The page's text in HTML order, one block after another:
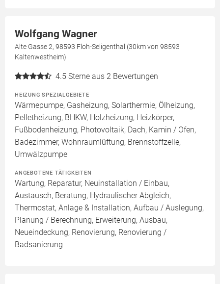
Wolfgang Wagner
Alte Gasse 2, 98593 Floh-Seligenthal (30km von 98593
Kaltenwestheim)
4.5 Sterne aus 2 Bewertungen
HEIZUNG SPEZIALGEBIETE
Wärmepumpe, Gasheizung, Solarthermie, Ölheizung,
Pelletheizung, BHKW, Holzheizung, Heizkörper,
Fußbodenheizung, Photovoltaik, Dach, Kamin / Ofen,
Badezimmer, Wohnraumlüftung, Brennstoffzelle,
Umwälzpumpe
ANGEBOTENE TÄTIGKEITEN
Wartung, Reparatur, Neuinstallation / Einbau,
Austausch, Beratung, Hydraulischer Abgleich,
Thermostat, Anlage & Installation, Aufbau / Auslegung,
Planung / Berechnung, Erweiterung, Ausbau,
Neueindeckung, Renovierung, Renovierung /
Badsanierung